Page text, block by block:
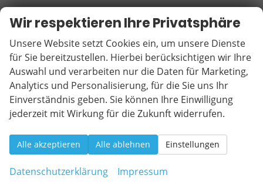
RÄDER & TECHNIK
Räder und Technik des SEAT Arona FR
1.5 TSI Benzinmotor
150 PS (110 kW)
7-Gang DSG Automatik
Frontantrieb
Elektronische Differenzialsperre XDS
Fahrprofile: Comfort, Eco, Sport & Individual
Reifenreparaturset
Wir respektieren Ihre Privatsphäre
Unsere Website setzt Cookies ein, um unsere Dienste
für Sie bereitzustellen. Hierbei berücksichtigen wir Ihre
Auswahl und verarbeiten nur die Daten für Marketing,
Analytics und Personalisierung, für die Sie uns Ihr
Einverständnis geben. Sie können Ihre Einwilligung
jederzeit mit Wirkung für die Zukunft widerrufen.
Alle akzeptieren Alle ablehnen Einstellungen
Datenschutzerklärung Impressum